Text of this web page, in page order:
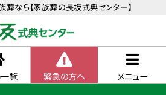
なら【家族葬の長坂式典センター】
覧 緊急の方へ メニュー